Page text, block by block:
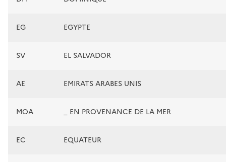
EG EGYPTE
SV EL SALVADOR
AE EMIRATS ARABES UNIS
MOA _ EN PROVENANCE DE LA MER
EC EQUATEUR